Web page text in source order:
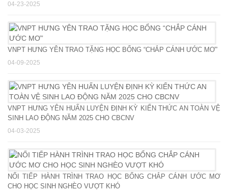
04-23-2025
VNPT HƯNG YÊN TRAO TẶNG HỌC BỔNG “CHẮP CÁNH ƯỚC MƠ”
04-09-2025
VNPT HƯNG YÊN HUẤN LUYỆN ĐỊNH KỲ KIẾN THỨC AN TOÀN VỆ
SINH LAO ĐỘNG NĂM 2025 CHO CBCNV
04-03-2025
NỐI TIẾP HÀNH TRÌNH TRAO HỌC BỔNG CHẮP CÁNH ƯỚC MƠ
CHO HỌC SINH NGHÈO VƯỢT KHÓ